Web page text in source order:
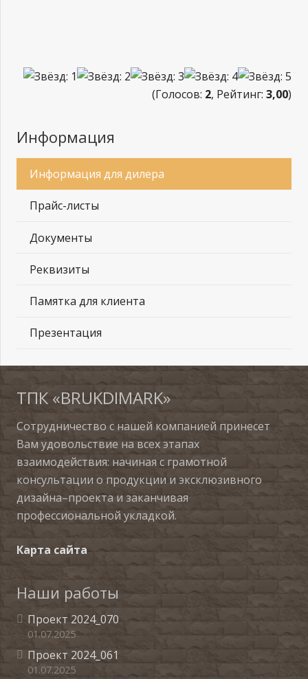
(Голосов: 2, Рейтинг: 3,00)
Информация
Информация для дилера
Прайс-листы
Документы
Реквизиты
Памятка для клиента
Презентация
ТПК «BRUKDIMARK»
Сотрудничество с нашей компанией принесет
Вам удовольствие на всех этапах
взаимодействия: начиная с грамотной
консультации о продукции и эксклюзивного
дизайна–проекта и заканчивая
профессиональной укладкой.
Карта сайта
Наши работы
Проект 2024_070
01.07.2025
Проект 2024_061
01.07.2025